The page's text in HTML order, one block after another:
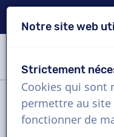
VoiceProductions
Filtre
Notre site web
Strictement
Cookies qui sont
permettre au site
fonctionner de